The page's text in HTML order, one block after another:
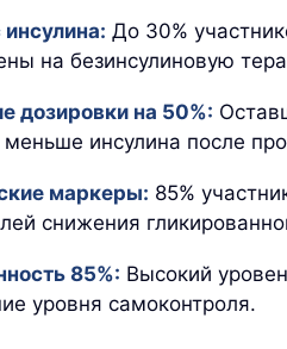
До 30%
на безинсулиновую
дозировки на 50%:
меньше инсулина после
маркеры: 85%
снижения
85%: Высокий
уровня самоконтроля.